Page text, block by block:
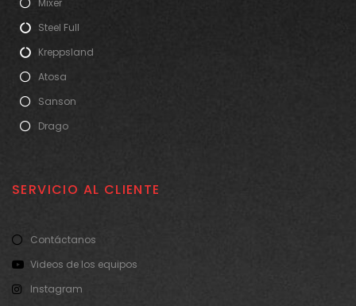
Mixer
Steel Full
Kreppsland
Atosa
Sanson
Drago
SERVICIO AL CLIENTE
Contáctanos
Videos de los equipos
Instagram